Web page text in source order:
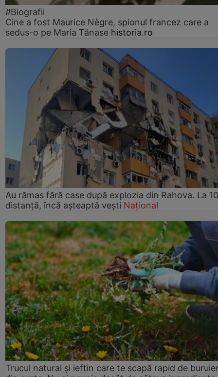
#Biografii
Cine a fost Maurice Nègre, spionul francez care a
sedus-o pe Maria Tănase historia.ro
Au rămas fără case după explozia din Rahova. La
distanță, încă așteaptă vești Național
Trucul natural și ieftin care te scapă rapid de